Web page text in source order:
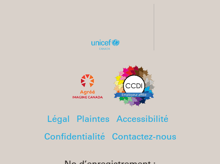
Légal Plaintes
Accessibilité
Confidentialité
Contactez-nous